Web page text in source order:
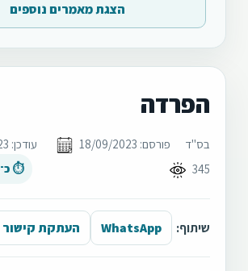
הצגת מאמרים נוספים
הפרדה
בס"ד פורסם: 18/09/2023
עודכן: 18/09/2023
345
⏱ כ־1 דקות קריאה
שיתוף: WhatsApp העתקת קישור